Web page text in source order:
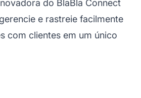
do BlaBla Connect
e rastreie facilmente
com clientes em um único